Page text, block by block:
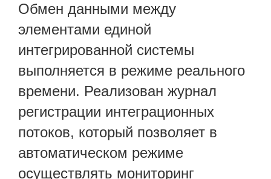
Обмен данными между
элементами единой
интегрированной системы
выполняется в режиме реального
времени. Реализован журнал
регистрации интеграционных
потоков, который позволяет в
автоматическом режиме
осуществлять мониторинг